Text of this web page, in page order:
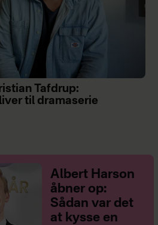
Tafdrup:
til dramaserie
Albert Harson
åbner op:
Sådan var det
at kysse en